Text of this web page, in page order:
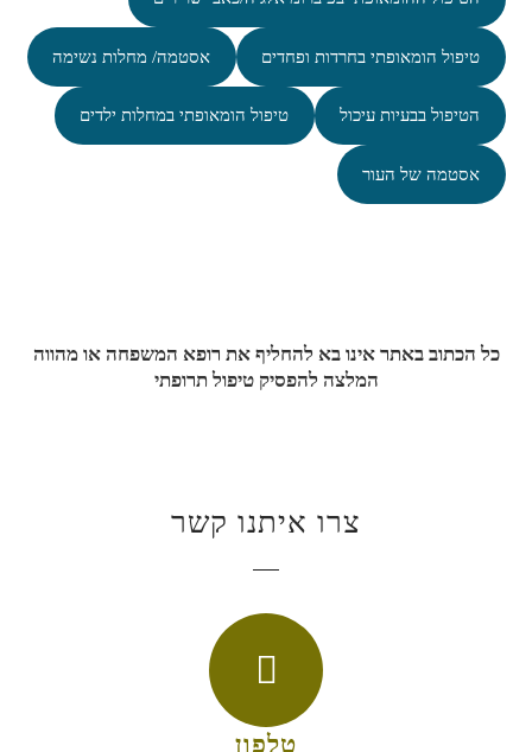
טיפול הומאופתי בחרדות ופחדים אסטמה/ מחלות נשימה
הטיפול בבעיות עיכול טיפול הומאופתי במחלות ילדים
אסטמה של העור
כל הכתוב באתר אינו בא להחליף את רופא המשפחה או מהווה
המלצה להפסיק טיפול תרופתי
צרו איתנו קשר
טלפון